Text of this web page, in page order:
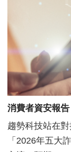
消費者資安報
趨勢科技站在
「2026年五大